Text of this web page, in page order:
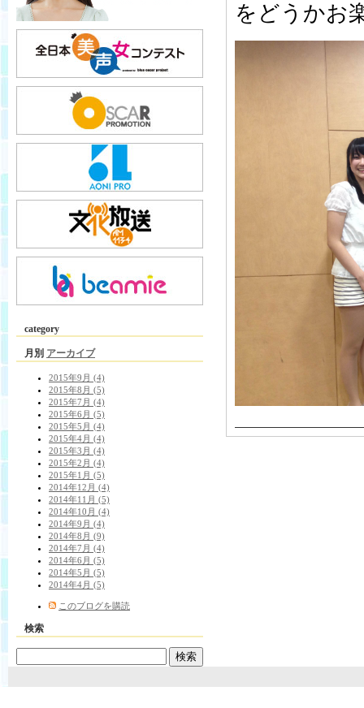
をどうかお
category
月別 アーカイブ
2015年9月 (4)
2015年8月 (5)
2015年7月 (4)
2015年6月 (5)
2015年5月 (4)
2015年4月 (4)
2015年3月 (4)
2015年2月 (4)
2015年1月 (5)
2014年12月 (4)
2014年11月 (5)
2014年10月 (4)
2014年9月 (4)
2014年8月 (9)
2014年7月 (4)
2014年6月 (5)
2014年5月 (5)
2014年4月 (5)
このブログを購読
検索